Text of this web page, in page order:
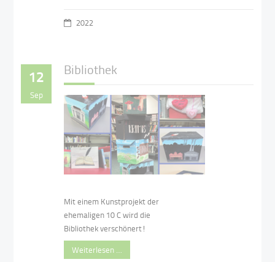
2022
12
Sep
Bibliothek
Mit einem Kunstprojekt der
ehemaligen 10 C wird die
Bibliothek verschönert!
Weiterlesen …